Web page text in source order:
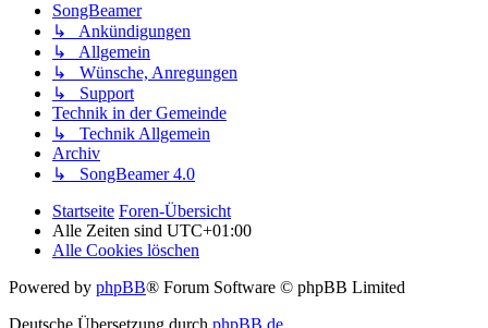
SongBeamer
↳ Ankündigungen
↳ Allgemein
↳ Wünsche, Anregungen
↳ Support
Technik in der Gemeinde
↳ Technik Allgemein
Archiv
↳ SongBeamer 4.0
Startseite Foren-Übersicht
Alle Zeiten sind UTC+01:00
Alle Cookies löschen
Powered by phpBB® Forum Software © phpBB Limited
Deutsche Übersetzung durch phpBB.de